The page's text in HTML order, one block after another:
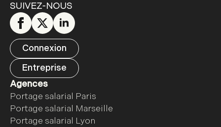
SUIVEZ-NOUS
Connexion
Entreprise
Agences
Portage salarial Paris
Portage salarial Marseille
Portage salarial Lyon